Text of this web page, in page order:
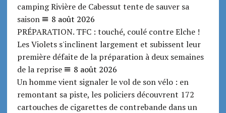
camping Rivière de Cabessut tente de sauver sa
saison
8 août 2026
PRÉPARATION. TFC : touché, coulé contre Elche !
Les Violets s'inclinent largement et subissent leur
première défaite de la préparation à deux semaines
de la reprise
8 août 2026
Un homme vient signaler le vol de son vélo : en
remontant sa piste, les policiers découvrent 172
cartouches de cigarettes de contrebande dans un